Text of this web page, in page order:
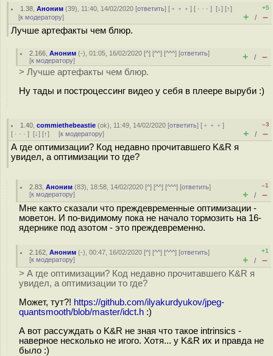
1.38 ,Аноним (39), 11:40, 14/02/2020 [ответить] [ ﹢﹢﹢] [ · · ·][↓] [↑]
[к модератору]
+5
+ / –
Лучше артефакты чем блюр.
2.166 ,Аноним (-), 01:05, 16/02/2020 [^] [^^] [^^^] [ответить]
[к модератору] + / –
> Лучше артефакты чем блюр.
Ну тады и построцессинг видео у себя в плеере выруби :)
1.40 ,commiethebeastie (ok), 11:49, 14/02/2020 [ответить] [ ﹢﹢﹢]
[ · · · ] [↓] [↑] [к модератору]
–3
+ / –
А где оптимизации? Код недавно прочитавшего K&R я
увидел, а оптимизации то где?
2.83 ,Аноним (83), 18:58, 14/02/2020 [^] [^^] [^^^] [ответить]
[к модератору]
–1
+ / –
Мне както сказали что преждевременные оптимизации -
моветон. И по-видимому пока не начало тормозить на 16-
ядернике под азотом - это преждевременно.
2.162 ,Аноним (-), 00:47, 16/02/2020 [^] [^^] [^^^] [ответить]
[к модератору]
+1
+ / –
> А где оптимизации? Код недавно прочитавшего K&R я
увидел, а оптимизации то где?
Может, тут?! https://github.com/ilyakurdyukov/jpeg-
quantsmooth/blob/master/idct.h :)
А вот рассуждать о K&R не зная что такое intrinsics -
наверное несколько не игого. Хотя... у K&R их и правда не
было :)